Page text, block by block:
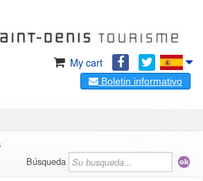
My cart
Boletin informativo
Búsqueda